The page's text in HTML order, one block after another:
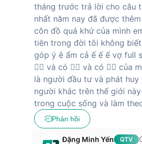
tháng trước trả lời cho câu
nhất năm nay đã được
côn đồ quá khứ của mình
tiên trong đời tôi không
góp ý ê ẩm cả ế ế ế vợ full
🙂‍↕️ và có 🙂‍↕️ và có 🙂‍↕️ của
là người đầu tư và phát huy
người khác trên thế giới
trong cuộc sống và làm
Phản hồi
Đặng Minh Yến QTV